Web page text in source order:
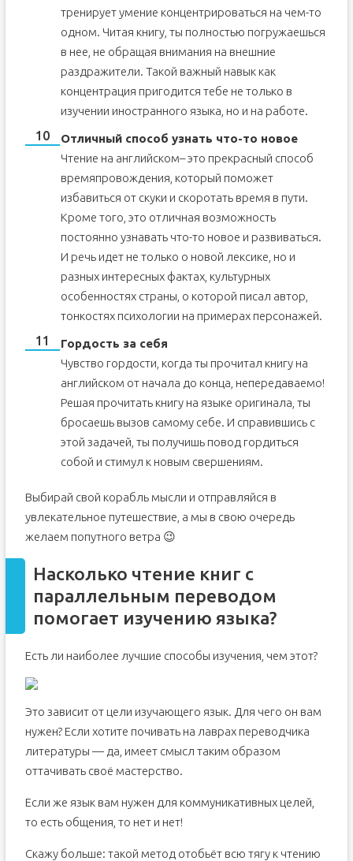
тренирует умение концентрироваться на чем-то
одном. Читая книгу, ты полностью погружаешься
в нее, не обращая внимания на внешние
раздражители. Такой важный навык как
концентрация пригодится тебе не только в
изучении иностранного языка, но и на работе.
Отличный способ узнать что-то новое
Чтение на английском– это прекрасный способ
времяпровождения, который поможет
избавиться от скуки и скоротать время в пути.
Кроме того, это отличная возможность
постоянно узнавать что-то новое и развиваться.
И речь идет не только о новой лексике, но и
разных интересных фактах, культурных
особенностях страны, о которой писал автор,
тонкостях психологии на примерах персонажей.
Гордость за себя
Чувство гордости, когда ты прочитал книгу на
английском от начала до конца, непередаваемо!
Решая прочитать книгу на языке оригинала, ты
бросаешь вызов самому себе. И справившись с
этой задачей, ты получишь повод гордиться
собой и стимул к новым свершениям.
Выбирай свой корабль мысли и отправляйся в
увлекательное путешествие, а мы в свою очередь
желаем попутного ветра 😉
Насколько чтение книг с
параллельным переводом
помогает изучению языка?
Есть ли наиболее лучшие способы изучения, чем этот?
Это зависит от цели изучающего язык. Для чего он вам
нужен? Если хотите почивать на лаврах переводчика
литературы — да, имеет смысл таким образом
оттачивать своё мастерство.
Если же язык вам нужен для коммуникативных целей,
то есть общения, то нет и нет!
Скажу больше: такой метод отобьёт всю тягу к чтению